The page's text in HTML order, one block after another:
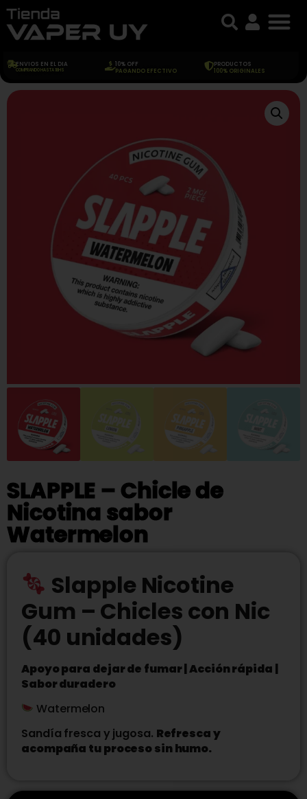
ENVIOS EN EL DIA
COMPRANDO HASTA 18HS
10% OFF
PAGANDO EFECTIVO
PRODUCTOS
100% ORIGINALES
SLAPPLE – Chicle de
Nicotina sabor
Watermelon
Slapple Nicotine
Gum – Chicles con Nic
(40 unidades)
Apoyo para dejar de fumar | Acción rápida |
Sabor duradero
Watermelon
Sandía fresca y jugosa. Refresca y
acompaña tu proceso sin humo.